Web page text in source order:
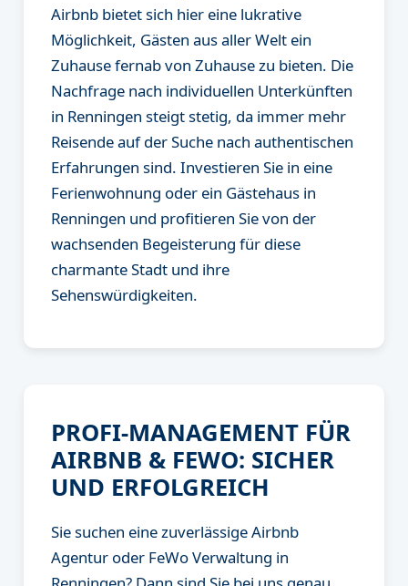
Airbnb bietet sich hier eine lukrative
Möglichkeit, Gästen aus aller Welt ein
Zuhause fernab von Zuhause zu bieten. Die
Nachfrage nach individuellen Unterkünften
in Renningen steigt stetig, da immer mehr
Reisende auf der Suche nach authentischen
Erfahrungen sind. Investieren Sie in eine
Ferienwohnung oder ein Gästehaus in
Renningen und profitieren Sie von der
wachsenden Begeisterung für diese
charmante Stadt und ihre
Sehenswürdigkeiten.
PROFI-MANAGEMENT FÜR
AIRBNB & FEWO: SICHER
UND ERFOLGREICH
Sie suchen eine zuverlässige Airbnb
Agentur oder FeWo Verwaltung in